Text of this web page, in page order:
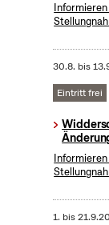
Informieren
30.8. bis
Eintritt frei
Informieren
1. bis